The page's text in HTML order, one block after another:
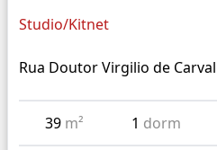
Studio/Kitnet
Rua Doutor Virgilio de
39 m² 1 dorm